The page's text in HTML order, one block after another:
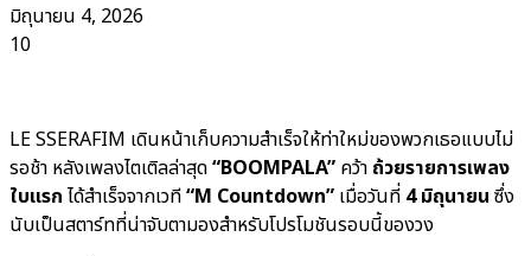
มิถุนายน 4, 2026
10
LE SSERAFIM เดินหน้าเก็บความสำเร็จให้ท่าใหม่ของพวกเธอแบบไม่
รอช้า หลังเพลงไตเติลล่าสุด“BOOMPALA” คว้า ถ้วยรายการเพลง
ใบแรก ได้สำเร็จจากเวที“M Countdown” เมื่อวันที่ 4 มิถุนายน ซึ่ง
นับเป็นสตาร์ทที่น่าจับตามองสำหรับโปรโมชันรอบนี้ของวง